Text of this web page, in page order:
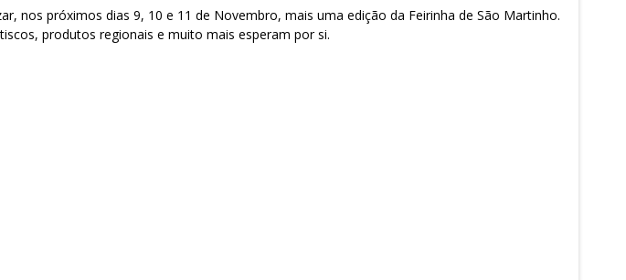
nos próximos dias 9, 10 e 11 de Novembro, mais uma edição da Feirinha de São Martinho.
produtos regionais e muito mais esperam por si.